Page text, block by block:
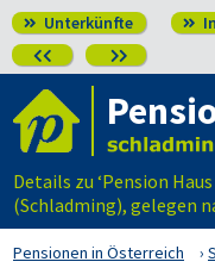
 Unterkünfte 
 
Details zu ‘Pension
(Schladming), gelegen
Pensionen in Österreich